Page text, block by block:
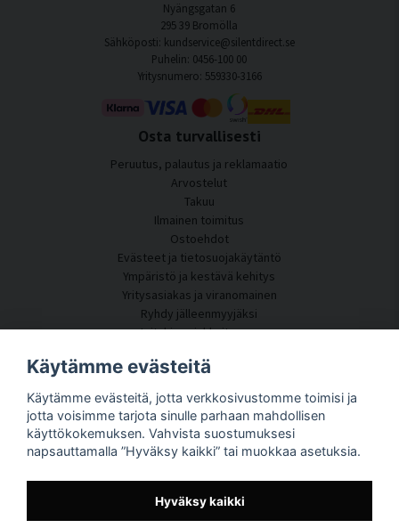
Nyängsgatan 6
295 39 Bromölla
Sähköposti: kundservice@silentdirect.se
Puhelin: 0456-100 00
Yritysnumero: 559330-3166
Osta turvallisesti
Peruutus, palautus ja reklamaatio
Arvostelut
Takuu
Ilmainen toimitus
Ostoehdot
Evästeet ja tietosuojakäytäntö
Ympäristö ja kestävä kehitys
Yritysasiakas ja viranomainen
Ryhdy jälleenmyyjäksi
Joitakin asiakkaitamme
Asiakaspalvelu
Akustiikkakonsultointi
Asennus
Kysymyksiä ja vastauksia
Tietoportaali
Seuraa pakettiasi täältä
Tietoja SilentDirectistä
Käytämme evästeitä
Käytämme evästeitä, jotta verkkosivustomme toimisi ja
jotta voisimme tarjota sinulle parhaan mahdollisen
käyttökokemuksen. Vahvista suostumuksesi
napsauttamalla ”Hyväksy kaikki” tai muokkaa asetuksia.
Hyväksy kaikki